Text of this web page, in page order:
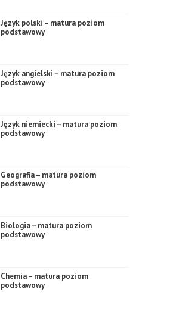
Język polski – matura poziom
podstawowy
Język angielski – matura poziom
podstawowy
Język niemiecki – matura poziom
podstawowy
Geografia – matura poziom
podstawowy
Biologia – matura poziom
podstawowy
Chemia – matura poziom
podstawowy